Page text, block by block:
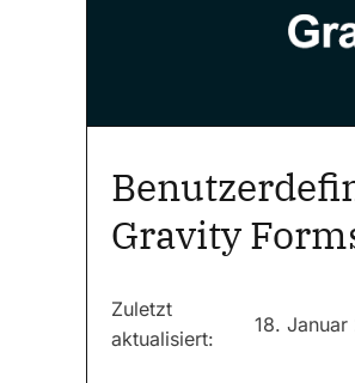
Gravity
Zuletzt
aktualisiert:
18.